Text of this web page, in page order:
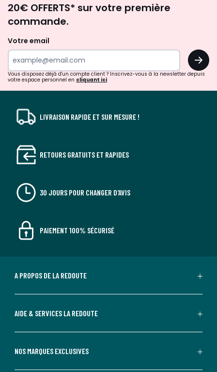
d'inspirations
surprises?
20€ OFFERTS* sur votre première
commande.
Votre email
OK
Vous disposez déjà d'un compte client ? Inscrivez-vous à la newsletter depuis
votre espace personnel en cliquant ici
LIVRAISON RAPIDE ET SUR MESURE !
RETOURS GRATUITS ET RAPIDES
30 JOURS POUR CHANGER D'AVIS
PAIEMENT 100% SÉCURISÉ
A PROPOS DE LA REDOUTE
AIDE & SERVICES LA REDOUTE
NOS MARQUES EXCLUSIVES